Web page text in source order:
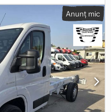
Dotări:ABS, a avut un accident,
program electronic de
, !!!!! DEFECT MOTOR !!!!!
airbag pentru șofer, cutie de
servodirecție, geamuri
exterioare electrice, cotieră
laterală/dreapta, închidere
de curent cu 3 pini, unitate de
condiționat etc. Vânzare doar
Toate documentele pot fi
WhatsApp pentru a verifica
Anunț mic